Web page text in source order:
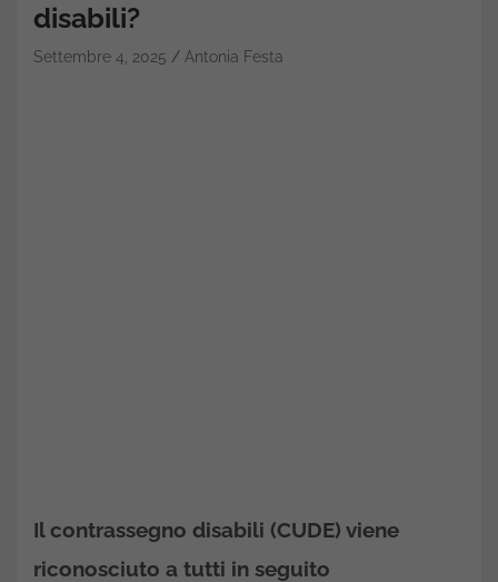
disabili?
Settembre 4, 2025 Antonia Festa
Il contrassegno disabili (CUDE) viene
riconosciuto a tutti in seguito